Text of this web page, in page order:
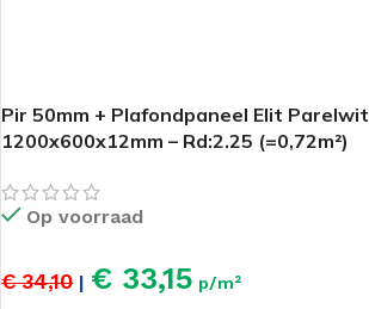
Pir 50mm + Plafondpaneel Elit Parelwit
1200x600x12mm – Rd:2.25 (=0,72m²)
Op voorraad
€ 34,10 | € 33,15 p/m²